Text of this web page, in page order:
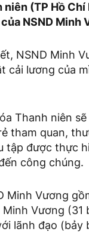
niên (TP Hồ
NSND Minh
NSND Minh
cải lương của
Thanh niên
tham quan,
tập được thực
công chúng.
Minh Vương
Vương
lãnh đạo (bảy